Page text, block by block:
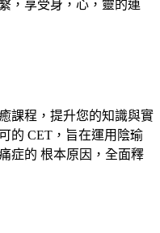
，享受身，心，靈的連
課程，提升您的知識與實
的 CET，旨在運用陰瑜
症的 根本原因，全面釋